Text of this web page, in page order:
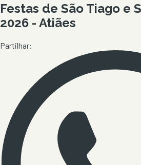
Festas de São Tiago e
2026 - Atiães
Partilhar: